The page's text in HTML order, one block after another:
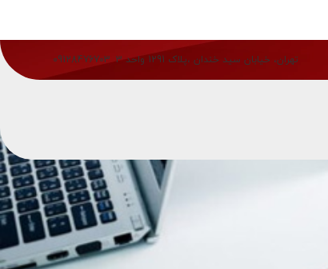
تهران، خیابان سید خندان ،پلاک 1291 واحد 3 09128476703